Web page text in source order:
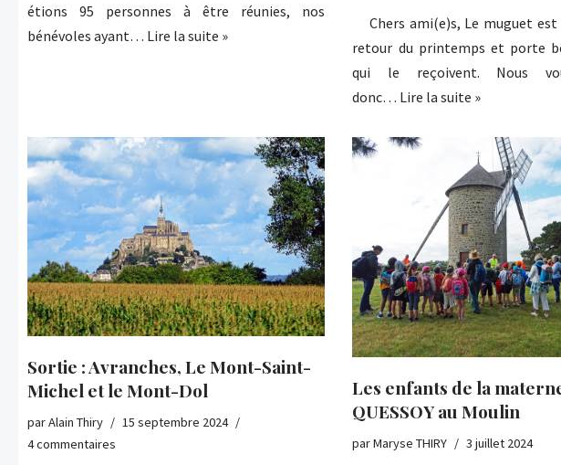
étions 95 personnes à être réunies, nos
bénévoles ayant… Lire la suite »
Chers ami(e)s, Le muguet est
retour du printemps et porte
qui le reçoivent. Nous
donc… Lire la suite »
Sortie : Avranches, Le Mont-Saint-
Michel et le Mont-Dol
parAlain Thiry
15 septembre 2024
4 commentaires
Les enfants de la
QUESSOY au Moulin
parMaryse THIRY 3 juillet 2024